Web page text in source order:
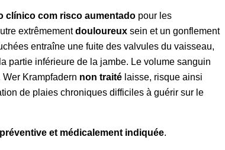
clínico com risco aumentado pour les
extrêmementdouloureux sein et un gonflement
entraîne une fuite des valvules du vaisseau,
partie inférieure de la jambe. Le volume sanguin
Wer Krampfadern non traité laisse, risque ainsi
de plaies chroniques difficiles à guérir sur le
et médicalement indiquée.